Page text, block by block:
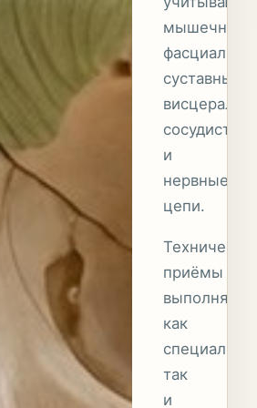
мышечно-
суставные,
сосудистые
и
нервные
цепи.
приёмы
выполняет
как
специалист,
так
и